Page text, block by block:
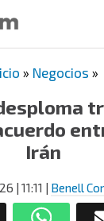
» Negocios »
Irán
| 11:11 | Benell